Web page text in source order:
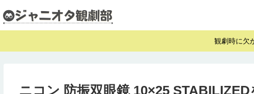
観劇時に欠
ニコン 防振双眼鏡 10×25